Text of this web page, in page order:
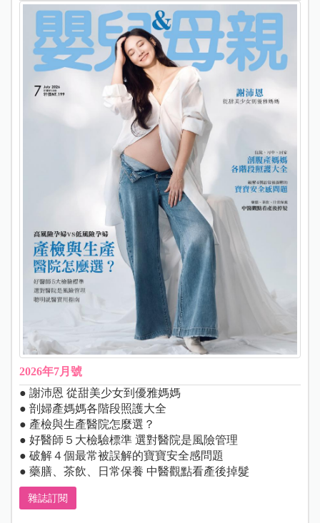
2026年7月號
● 謝沛恩 從甜美少女到優雅媽媽
● 剖婦產媽媽各階段照護大全
● 產檢與生產醫院怎麼選？
● 好醫師５大檢驗標準 選對醫院是風險管理
● 破解４個最常被誤解的寶寶安全感問題
● 藥膳、茶飲、日常保養 中醫觀點看產後掉髮
雜誌訂閱